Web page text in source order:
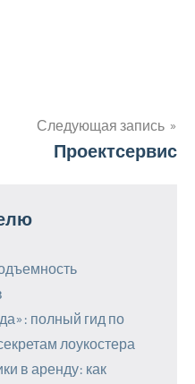
Следующая запись
Проектсервис
полный гид по
лоукостера
в аренду: как